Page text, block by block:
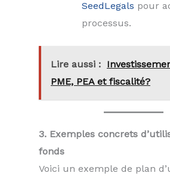
SeedLegals pour
processus.
Lire aussi :
PME, PEA et fiscalité?
3. Exemples concrets
fonds
Voici un exemple de plan